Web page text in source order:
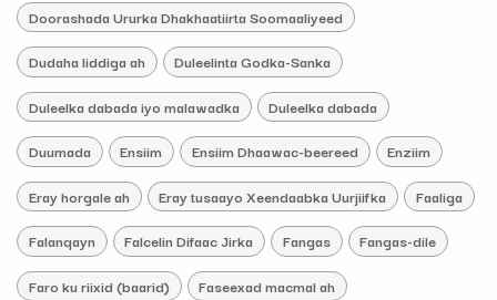
Doorashada Ururka Dhakhaatiirta Soomaaliyeed
Dudaha liddiga ah Duleelinta Godka-Sanka
Duleelka dabada iyo malawadka Duleelka dabada
Duumada Ensiim Ensiim Dhaawac-beereed Enziim
Eray horgale ah Eray tusaayo Xeendaabka Uurjiifka Faaliga
Falanqayn Falcelin Difaac Jirka Fangas Fangas-dile
Faro ku riixid (baarid) Faseexad macmal ah